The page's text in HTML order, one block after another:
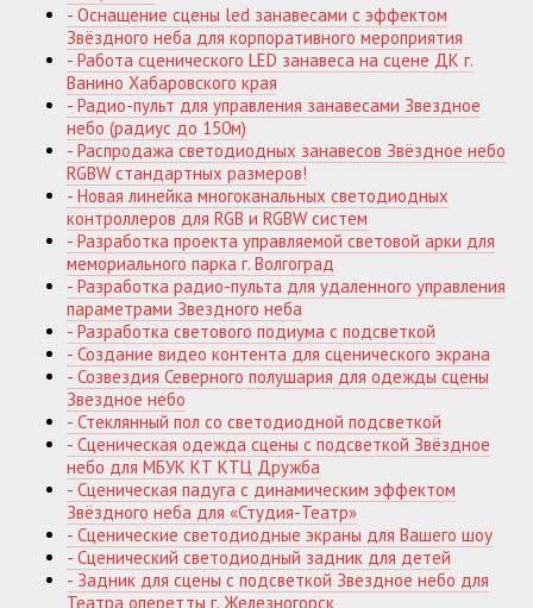
- Оснащение сцены led занавесами с эффектом
Звёздного неба для корпоративного мероприятия
- Работа сценического LED занавеса на сцене ДК г.
Ванино Хабаровского края
- Радио-пульт для управления занавесами Звездное
небо (радиус до 150м)
- Распродажа светодиодных занавесов Звёздное небо
RGBW стандартных размеров!
- Новая линейка многоканальных светодиодных
контроллеров для RGB и RGBW систем
- Разработка проекта управляемой световой арки для
мемориального парка г. Волгоград
- Разработка радио-пульта для удаленного управления
параметрами Звездного неба
- Разработка светового подиума с подсветкой
- Создание видео контента для сценического экрана
- Созвездия Северного полушария для одежды сцены
Звездное небо
- Стеклянный пол со светодиодной подсветкой
- Сценическая одежда сцены с подсветкой Звёздное
небо для МБУК КТ КТЦ Дружба
- Сценическая падуга с динамическим эффектом
Звёздного неба для «Студия-Театр»
- Сценические светодиодные экраны для Вашего шоу
- Сценический светодиодный задник для детей
- Задник для сцены с подсветкой Звездное небо для
Театра оперетты г. Железногорск